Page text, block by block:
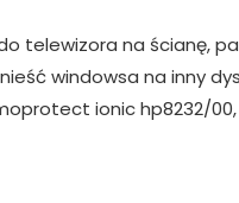
telewizora na ścianę,
windowsa na inny
ionic hp8232/